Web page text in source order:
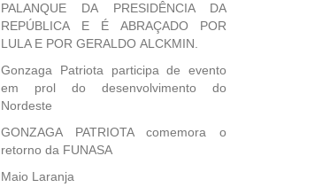
PALANQUE DA PRESIDÊNCIA DA
REPÚBLICA E É ABRAÇADO POR
LULA E POR GERALDO ALCKMIN.
Gonzaga Patriota participa de evento
em prol do desenvolvimento do
Nordeste
GONZAGA PATRIOTA comemora o
retorno da FUNASA
Maio Laranja